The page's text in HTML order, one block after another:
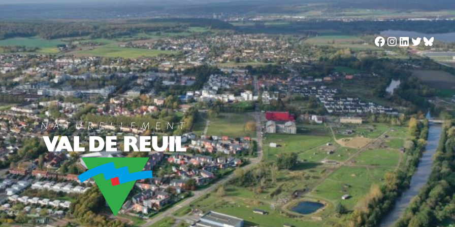
Facebook
Instagram
LinkedIn
Twitter